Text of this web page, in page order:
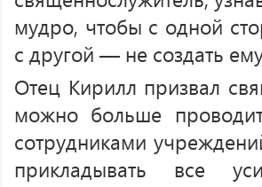
мудро, чтобы с одной
с другой — не создать
Отец Кирилл призвал
можно больше
сотрудниками
прикладывать все